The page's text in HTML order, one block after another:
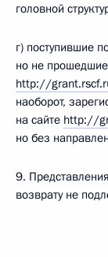
головной
г) поступившие
но не прошедшие
http://
наоборот,
на сайте http://
но без
9.
возврату не